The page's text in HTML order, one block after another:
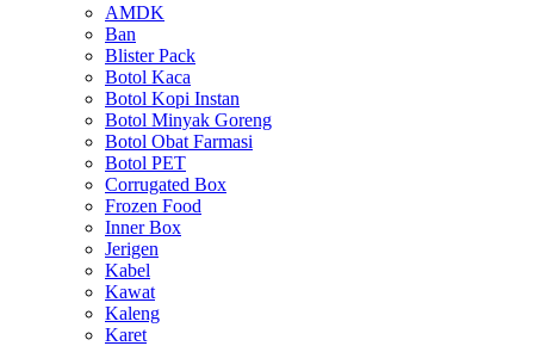
AMDK
Ban
Blister Pack
Botol Kaca
Botol Kopi Instan
Botol Minyak Goreng
Botol Obat Farmasi
Botol PET
Corrugated Box
Frozen Food
Inner Box
Jerigen
Kabel
Kawat
Kaleng
Karet